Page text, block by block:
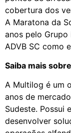
cobertura dos
A Maratona da
anos pelo
ADVB SC como
Saiba mais
A Multilog é um
anos de
Sudeste. Possui
desenvolver